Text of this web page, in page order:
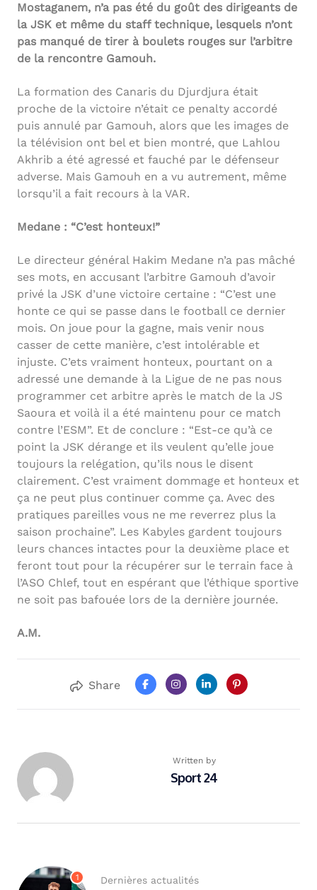
Mostaganem, n’a pas été du goût des dirigeants de
la JSK et même du staff technique, lesquels n’ont
pas manqué de tirer à boulets rouges sur l’arbitre
de la rencontre Gamouh.
La formation des Canaris du Djurdjura était
proche de la victoire n’était ce penalty accordé
puis annulé par Gamouh, alors que les images de
la télévision ont bel et bien montré, que Lahlou
Akhrib a été agressé et fauché par le défenseur
adverse. Mais Gamouh en a vu autrement, même
lorsqu’il a fait recours à la VAR.
Medane : “C’est honteux!”
Le directeur général Hakim Medane n’a pas mâché
ses mots, en accusant l’arbitre Gamouh d’avoir
privé la JSK d’une victoire certaine : “C’est une
honte ce qui se passe dans le football ce dernier
mois. On joue pour la gagne, mais venir nous
casser de cette manière, c’est intolérable et
injuste. C’ets vraiment honteux, pourtant on a
adressé une demande à la Ligue de ne pas nous
programmer cet arbitre après le match de la JS
Saoura et voilà il a été maintenu pour ce match
contre l’ESM”. Et de conclure : “Est-ce qu’à ce
point la JSK dérange et ils veulent qu’elle joue
toujours la relégation, qu’ils nous le disent
clairement. C’est vraiment dommage et honteux et
ça ne peut plus continuer comme ça. Avec des
pratiques pareilles vous ne me reverrez plus la
saison prochaine”. Les Kabyles gardent toujours
leurs chances intactes pour la deuxième place et
feront tout pour la récupérer sur le terrain face à
l’ASO Chlef, tout en espérant que l’éthique sportive
ne soit pas bafouée lors de la dernière journée.
A.M.
Share
Written by
Sport 24
1 Dernières actualités